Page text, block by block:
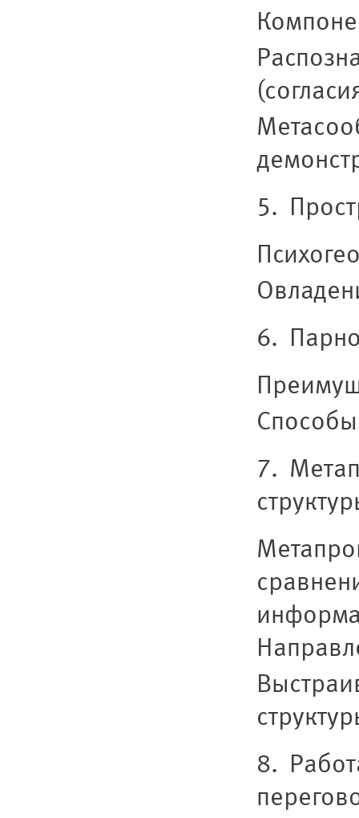
5.
6.
7.
8.